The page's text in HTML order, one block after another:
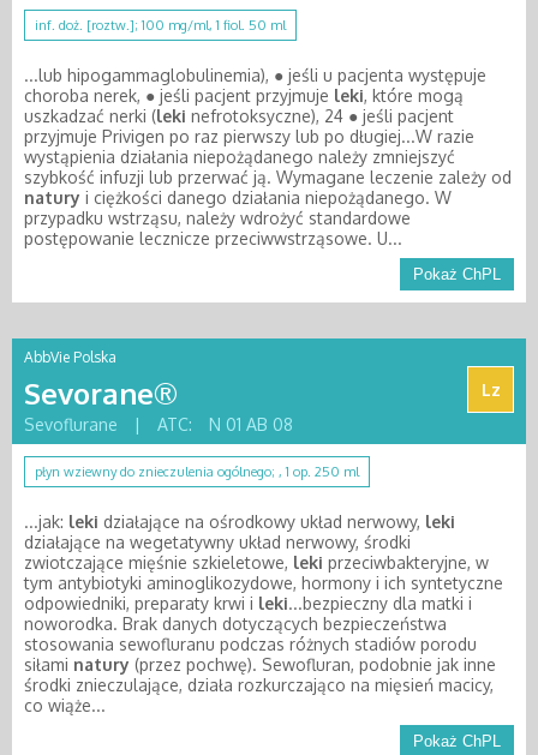
inf. doż. [roztw.]; 100 mg/ml, 1 fiol. 50 ml
...lub hipogammaglobulinemia), ● jeśli u pacjenta występuje
choroba nerek, ● jeśli pacjent przyjmuje leki, które mogą
uszkadzać nerki (leki nefrotoksyczne), 24 ● jeśli pacjent
przyjmuje Privigen po raz pierwszy lub po długiej...W razie
wystąpienia działania niepożądanego należy zmniejszyć
szybkość infuzji lub przerwać ją. Wymagane leczenie zależy od
natury i ciężkości danego działania niepożądanego. W
przypadku wstrząsu, należy wdrożyć standardowe
postępowanie lecznicze przeciwwstrząsowe. U...
Pokaż ChPL
AbbVie Polska
Sevorane®
Lz
Sevoflurane
| ATC: N 01 AB 08
płyn wziewny do znieczulenia ogólnego; , 1 op. 250 ml
...jak: leki działające na ośrodkowy układ nerwowy, leki
działające na wegetatywny układ nerwowy, środki
zwiotczające mięśnie szkieletowe, leki przeciwbakteryjne, w
tym antybiotyki aminoglikozydowe, hormony i ich syntetyczne
odpowiedniki, preparaty krwi i leki...bezpieczny dla matki i
noworodka. Brak danych dotyczących bezpieczeństwa
stosowania sewofluranu podczas różnych stadiów porodu
siłami natury (przez pochwę). Sewofluran, podobnie jak inne
środki znieczulające, działa rozkurczająco na mięsień macicy,
co wiąże...
Pokaż ChPL